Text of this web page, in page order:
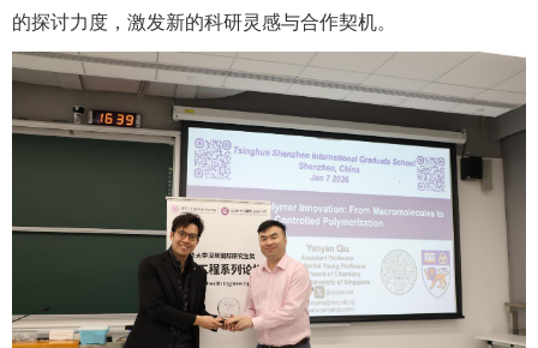
的探讨力度，激发新的科研灵感与合作契机。